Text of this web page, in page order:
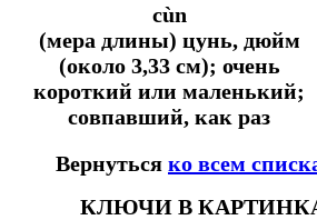
cùn
(мера длины) цунь, дюйм
(около 3,33 см); очень
короткий или маленький;
совпавший, как раз
Вернуться ко всем
КЛЮЧИ В